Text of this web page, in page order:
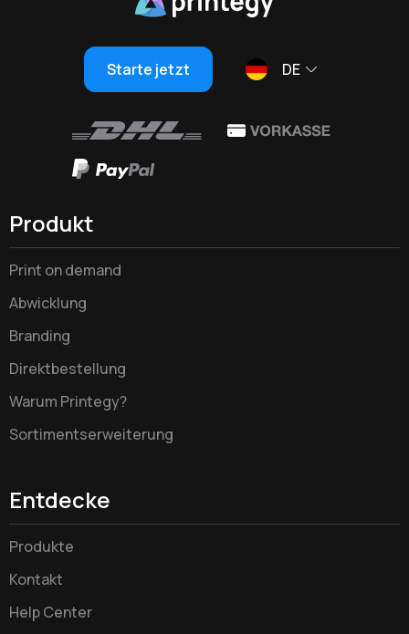
Starte jetzt DE
Produkt
Print on demand
Abwicklung
Branding
Direktbestellung
Warum Printegy?
Sortimentserweiterung
Entdecke
Produkte
Kontakt
Help Center